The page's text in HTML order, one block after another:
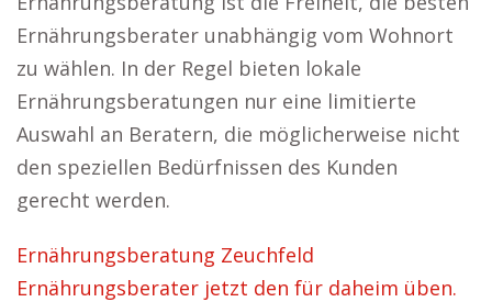
Ernährungsberater unabhängig vom Wohnort
zu wählen. In der Regel bieten lokale
Ernährungsberatungen nur eine limitierte
Auswahl an Beratern, die möglicherweise nicht
den speziellen Bedürfnissen des Kunden
gerecht werden.
Ernährungsberatung Zeuchfeld
Ernährungsberater jetzt den für daheim üben.